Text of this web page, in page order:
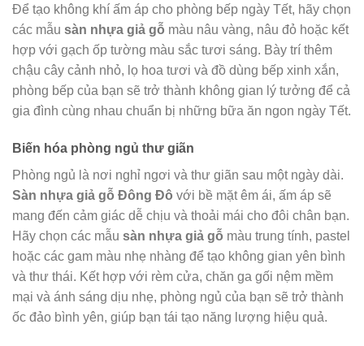
Để tạo không khí ấm áp cho phòng bếp ngày Tết, hãy chọn
các mẫu sàn nhựa giả gỗ màu nâu vàng, nâu đỏ hoặc kết
hợp với gạch ốp tường màu sắc tươi sáng. Bày trí thêm
chậu cây cảnh nhỏ, lọ hoa tươi và đồ dùng bếp xinh xắn,
phòng bếp của bạn sẽ trở thành không gian lý tưởng để cả
gia đình cùng nhau chuẩn bị những bữa ăn ngon ngày Tết.
Biến hóa phòng ngủ thư giãn
Phòng ngủ là nơi nghỉ ngơi và thư giãn sau một ngày dài.
Sàn nhựa giả gỗ Đông Đô với bề mặt êm ái, ấm áp sẽ
mang đến cảm giác dễ chịu và thoải mái cho đôi chân bạn.
Hãy chọn các mẫu sàn nhựa giả gỗ màu trung tính, pastel
hoặc các gam màu nhẹ nhàng để tạo không gian yên bình
và thư thái. Kết hợp với rèm cửa, chăn ga gối nệm mềm
mại và ánh sáng dịu nhẹ, phòng ngủ của bạn sẽ trở thành
ốc đảo bình yên, giúp bạn tái tạo năng lượng hiệu quả.